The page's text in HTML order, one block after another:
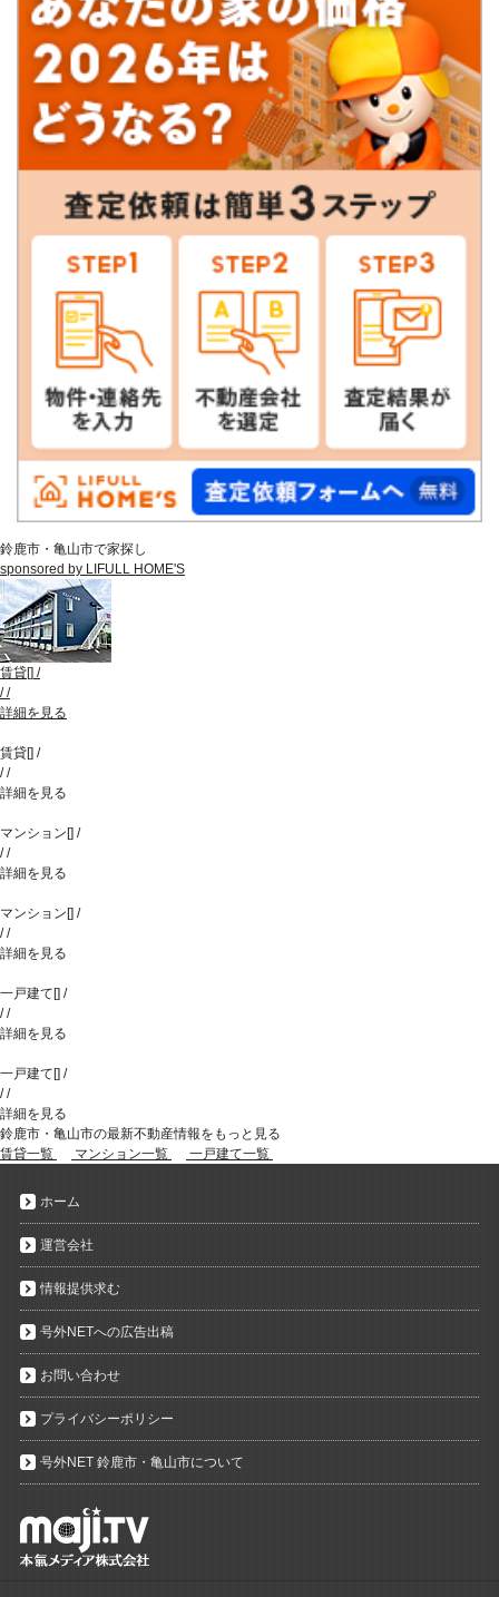
鈴鹿市・亀山市で家探し
sponsored by LIFULL HOME'S
賃貸[] /
//
詳細を見る
賃貸[] /
//
詳細を見る
マンション[] /
//
詳細を見る
マンション[] /
//
詳細を見る
一戸建て[] /
//
詳細を見る
一戸建て[] /
//
詳細を見る
鈴鹿市・亀山市の最新不動産情報をもっと見る
賃貸一覧
マンション一覧 一戸建て一覧
ホーム
運営会社
情報提供求む
号外NETへの広告出稿
お問い合わせ
プライバシーポリシー
号外NET 鈴鹿市・亀山市について